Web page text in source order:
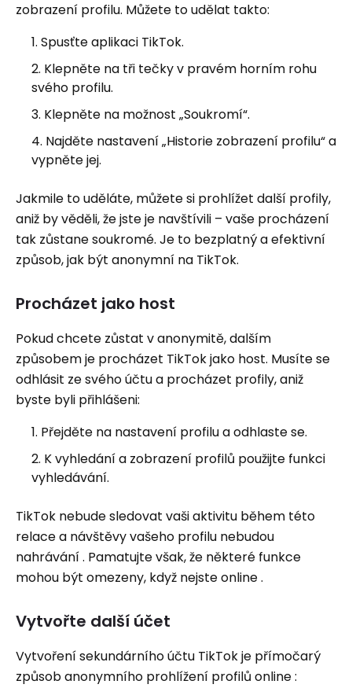
zobrazení profilu. Můžete to udělat takto:
Spusťte aplikaci TikTok.
Klepněte na tři tečky v pravém horním rohu
svého profilu.
Klepněte na možnost „Soukromí“.
Najděte nastavení „Historie zobrazení profilu“ a
vypněte jej.
Jakmile to uděláte, můžete si prohlížet další profily,
aniž by věděli, že jste je navštívili – vaše procházení
tak zůstane soukromé. Je to bezplatný a efektivní
způsob, jak být anonymní na TikTok.
Procházet jako host
Pokud chcete zůstat v anonymitě, dalším
způsobem je procházet TikTok jako host. Musíte se
odhlásit ze svého účtu a procházet profily, aniž
byste byli přihlášeni:
Přejděte na nastavení profilu a odhlaste se.
K vyhledání a zobrazení profilů použijte funkci
vyhledávání.
TikTok nebude sledovat vaši aktivitu během této
relace a návštěvy vašeho profilu nebudou
nahrávání . Pamatujte však, že některé funkce
mohou být omezeny, když nejste online .
Vytvořte další účet
Vytvoření sekundárního účtu TikTok je přímočarý
způsob anonymního prohlížení profilů online :